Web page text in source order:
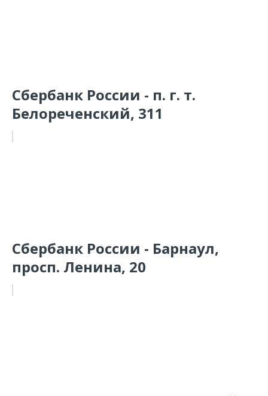
Сбербанк России - п. г. т.
Белореченский, 311
Сбербанк России - Барнаул,
просп. Ленина, 20